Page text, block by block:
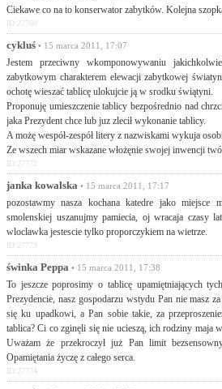
Ciekawe co na to konserwator zabytków. Kolejna
ID:27769
cykluś • 15 marca 2011, 17:07
Jestem przeciwny wkomponowywaniu
zabytkowym charakterem elewacji zabytkowej
ochotę wieszać tablicę ulokujcie ją w srodku świątyni.
Proponuję umieszczenie tablicy bezpośrednio nad
jaka Prezydent chce lub juz zlecił wykonanie tablicy.
A możę wespół-zespół litery z nazwiskami wykuja
Ze wszech miar wskazane włożęnie swojej inwencji
ID:27772
janka kowalska • 15 marca 2011, 17:17
pozostawmy nasza kochana katedre jako miejsce
smolenskiej uszanujmy pamiecia, oj wracaja czasy
wloclawka jestescie tylko proporczykiem na wietrze.
ID:27773
świnka Peppa • 15 marca 2011, 17:38
To jeszcze poprosimy o tablicę upamiętniających
Prezydencie, nasz gospodarzu wstydu Pan nie masz
się ku upadkowi, a Pan sobie takie, za
tablica? Ci co zginęli się nie ucieszą, ich rodziny maja
Uważam że przekroczył już Pan limit
Opamiętania życzę z całego serca.
ID:27774